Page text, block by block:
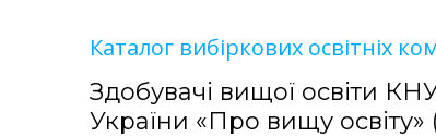
Каталог вибіркових освітніх
Здобувачі вищої освіти
України «Про вищу освіту»